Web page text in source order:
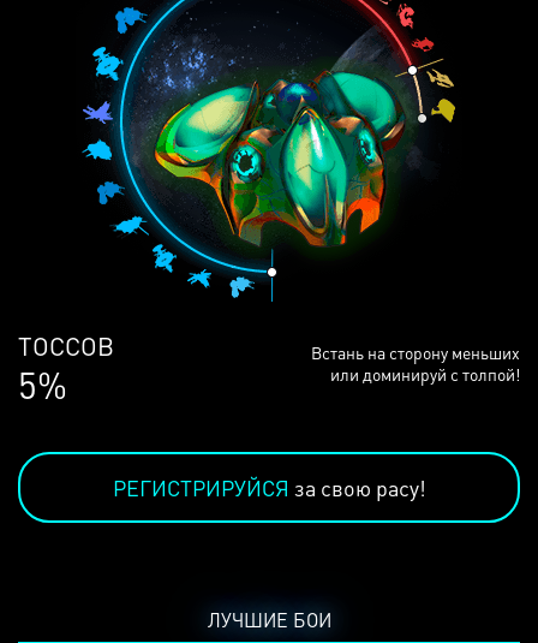
ЛЮДЕЙ
68%
Встань на сторону меньших
или доминируй с толпой!
РЕГИСТРИРУЙСЯ за свою расу!
ЛУЧШИЕ БОИ